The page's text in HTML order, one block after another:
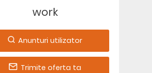
work
Anunturi utilizator
Trimite oferta ta